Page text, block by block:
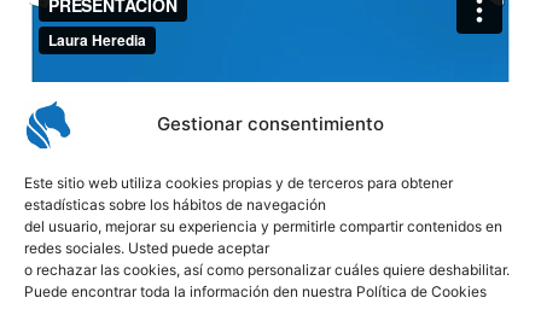
Gestionar consentimiento
Este sitio web utiliza cookies propias y de terceros para obtener
estadísticas sobre los hábitos de navegación
del usuario, mejorar su experiencia y permitirle compartir contenidos en
redes sociales. Usted puede aceptar
o rechazar las cookies, así como personalizar cuáles quiere deshabilitar.
Puede encontrar toda la información den nuestra Política de Cookies